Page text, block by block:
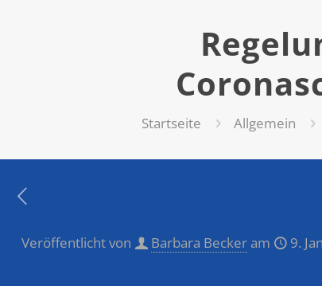
Startseite Allgemein
Veröffentlicht von Barbara Beckeram 9.